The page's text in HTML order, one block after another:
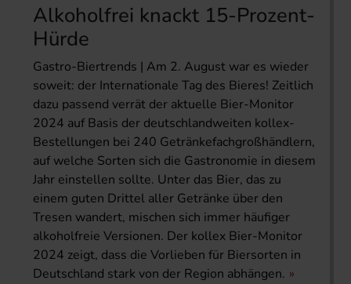
Alkoholfrei knackt 15-Prozent-
Hürde
Gastro-Biertrends | Am 2. August war es wieder
soweit: der Internationale Tag des Bieres! Zeitlich
dazu passend verrät der aktuelle Bier-Monitor
2024 auf Basis der deutschlandweiten kollex-
Bestellungen bei 240 Getränkefachgroßhändlern,
auf welche Sorten sich die Gastronomie in diesem
Jahr einstellen sollte. Unter das Bier, das zu
einem guten Drittel aller Getränke über den
Tresen wandert, mischen sich immer häufiger
alkoholfreie Versionen. Der kollex Bier-Monitor
2024 zeigt, dass die Vorlieben für Biersorten in
Deutschland stark von der Region abhängen.